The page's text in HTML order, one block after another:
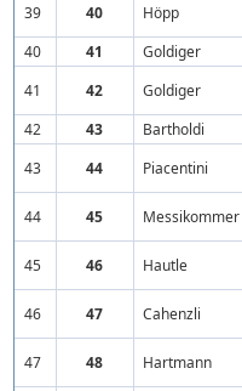
39 40 Höpp
40
41 Goldiger
41
42 Goldiger
42
43 Bartholdi
43
44 Piacentini
44 45 Messikommer
45 46 Hautle
46 47 Cahenzli
47 48 Hartmann